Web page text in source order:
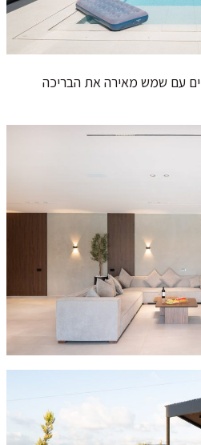
עם שמש מאירה את הבריכה